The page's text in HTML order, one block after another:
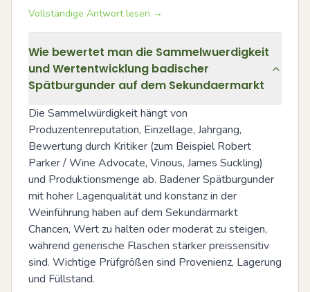
Vollständige Antwort lesen →
Wie bewertet man die Sammelwuerdigkeit
und Wertentwicklung badischer
Spätburgunder auf dem Sekundaermarkt
Die Sammelwürdigkeit hängt von
Produzentenreputation, Einzellage, Jahrgang,
Bewertung durch Kritiker (zum Beispiel Robert
Parker / Wine Advocate, Vinous, James Suckling)
und Produktionsmenge ab. Badener Spätburgunder
mit hoher Lagenqualität und konstanz in der
Weinführung haben auf dem Sekundärmarkt
Chancen, Wert zu halten oder moderat zu steigen,
während generische Flaschen stärker preissensitiv
sind. Wichtige Prüfgrößen sind Provenienz, Lagerung
und Füllstand.